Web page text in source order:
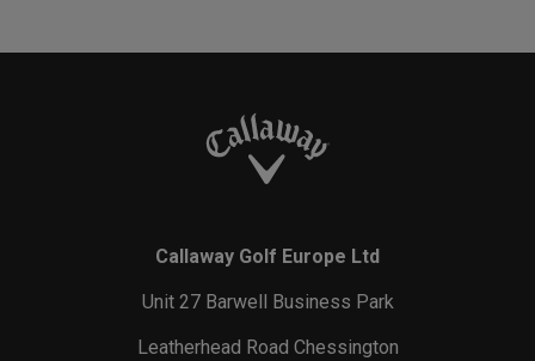
Callaway Golf Europe Ltd
Unit 27 Barwell Business Park
Leatherhead Road Chessington